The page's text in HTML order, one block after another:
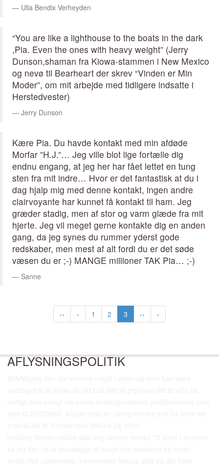
Ulla Bendix Verheyden
“You are like a lighthouse to the boats in the dark
,Pia. Even the ones with heavy weight” (Jerry
Dunson,shaman fra Kiowa-stammen i New Mexico
og nevø til Bearheart der skrev “Vinden er Min
Moder”, om mit arbejde med tidligere indsatte i
Herstedvester)
Jerry Dunson
Kære Pia. Du havde kontakt med min afdøde
Morfar ”H.J.”… Jeg ville blot lige fortælle dig
endnu engang, at jeg her har fået lettet en tung
sten fra mit indre… Hvor er det fantastisk at du i
dag hjalp mig med denne kontakt, ingen andre
clairvoyante har kunnet få kontakt til ham. Jeg
græder stadig, men af stor og varm glæde fra mit
hjerte. Jeg vil meget gerne kontakte dig en anden
gang, da jeg synes du rummer yderst gode
redskaber, men mest af alt fordi du er det søde
væsen du er ;-) MANGE millioner TAK Pia… ;-)
Sanne
‹‹ ‹ 1 2 3 ›› ›
AFLYSNINGSPOLITIK